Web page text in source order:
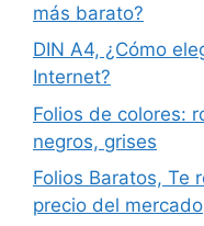
más barato?
DIN A4, ¿Cómo
Internet?
Folios de colores:
negros, grises
Folios Baratos, Te
precio del mercado